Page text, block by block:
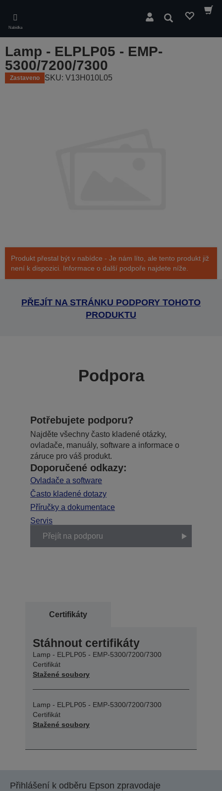
main
content
Nabídka
Hledat
Lamp - ELPLP05 - EMP-
5300/7200/7300
Zastaveno SKU: V13H010L05
Produkt přestal být v nabídce - Je nám líto, ale tento produkt již
není k dispozici. Informace o další podpoře najdete níže.
PŘEJÍT NA STRÁNKU PODPORY TOHOTO
PRODUKTU
Podpora
Potřebujete podporu?
Najděte všechny často kladené otázky,
ovladače, manuály, software a informace o
záruce pro váš produkt.
Doporučené odkazy:
Ovladače a software
Často kladené dotazy
Příručky a dokumentace
Servis
Přejít na podporu
Certifikáty
Stáhnout certifikáty
Lamp - ELPLP05 - EMP-5300/7200/7300
Certifikát
Stažené soubory
Lamp - ELPLP05 - EMP-5300/7200/7300
Certifikát
Stažené soubory
Přihlášení k odběru Epson zpravodaje